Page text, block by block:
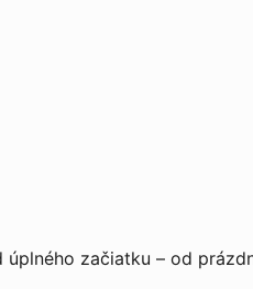
začiatku – od